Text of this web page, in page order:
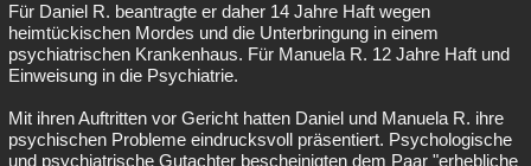
Für Daniel R. beantragte er daher 14 Jahre Haft wegen
heimtückischen Mordes und die Unterbringung in einem
psychiatrischen Krankenhaus. Für Manuela R. 12 Jahre Haft und
Einweisung in die Psychiatrie.
Mit ihren Auftritten vor Gericht hatten Daniel und Manuela R. ihre
psychischen Probleme eindrucksvoll präsentiert. Psychologische
und psychiatrische Gutachter bescheinigten dem Paar "erhebliche